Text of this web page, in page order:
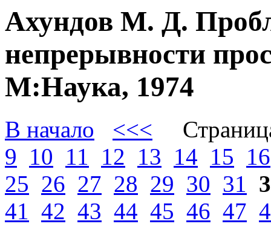
Ахундов М. Д.
непрерывности
М:Наука, 1974
В начало <<<
9 10 11 12 13 14 15 16
25 26 27 28 29 30 31
41 42 43 44 45 46 47